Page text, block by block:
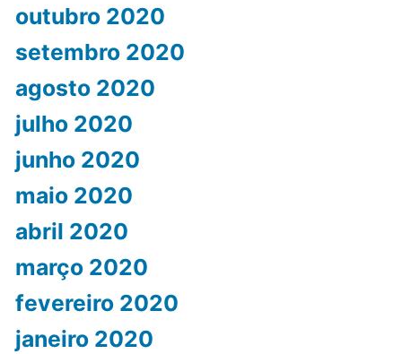
outubro 2020
setembro 2020
agosto 2020
julho 2020
junho 2020
maio 2020
abril 2020
março 2020
fevereiro 2020
janeiro 2020